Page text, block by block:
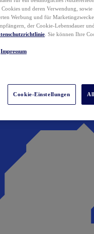
und deren Verwendung,
Werbung und für
der Cookie-Lebensdauer
. Sie können Ihre
Impressum
Cookie-Einstellungen